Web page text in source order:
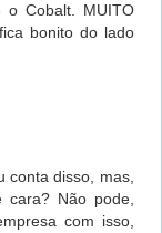
Cobalt. MUITO
bonito do lado
conta disso, mas,
Não pode,
com isso,